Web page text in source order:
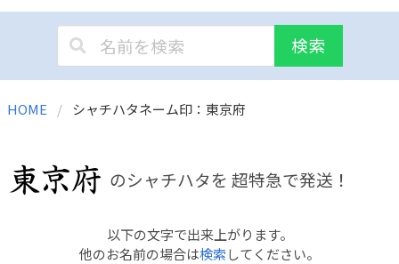
検索
HOME シャチハタネーム印：東京府
のシャチハタを 超特急で発送！
以下の文字で出来上がります。
他のお名前の場合は検索してください。